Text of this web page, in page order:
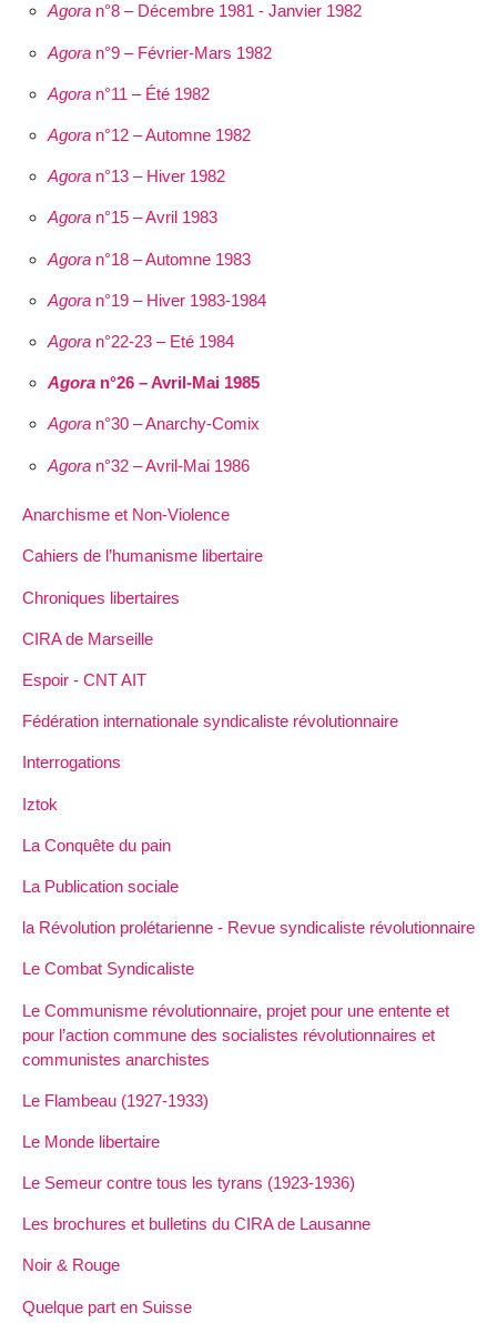
Agoran°8 – Décembre 1981 - Janvier 1982
Agoran°9 – Février-Mars 1982
Agoran°11 – Été 1982
Agoran°12 – Automne 1982
Agoran°13 – Hiver 1982
Agoran°15 – Avril 1983
Agoran°18 – Automne 1983
Agoran°19 – Hiver 1983-1984
Agoran°22-23 – Eté 1984
Agoran°26 – Avril-Mai 1985
Agoran°30 – Anarchy-Comix
Agoran°32 – Avril-Mai 1986
Anarchisme et Non-Violence
Cahiers de l’humanisme libertaire
Chroniques libertaires
CIRA de Marseille
Espoir - CNT AIT
Fédération internationale syndicaliste révolutionnaire
Interrogations
Iztok
La Conquête du pain
La Publication sociale
la Révolution prolétarienne - Revue syndicaliste révolutionnaire
Le Combat Syndicaliste
Le Communisme révolutionnaire, projet pour une entente et
pour l’action commune des socialistes révolutionnaires et
communistes anarchistes
Le Flambeau (1927-1933)
Le Monde libertaire
Le Semeur contre tous les tyrans (1923-1936)
Les brochures et bulletins du CIRA de Lausanne
Noir & Rouge
Quelque part en Suisse